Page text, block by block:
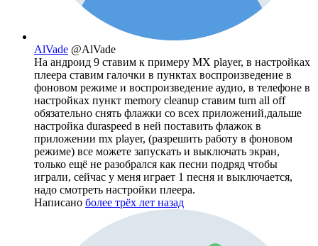
AlVade @AlVade
На андроид 9 ставим к примеру MX player, в настройках
плеера ставим галочки в пунктах воспроизведение в
фоновом режиме и воспроизведение аудио, в телефоне в
настройках пункт memory cleanup ставим turn all off
обязательно снять флажки со всех приложений,дальше
настройка duraspeed в ней поставить флажок в
приложении mx player, (разрешить работу в фоновом
режиме) все можете запускать и выключать экран,
только ещё не разобрался как песни подряд чтобы
играли, сейчас у меня играет 1 песня и выключается,
надо смотреть настройки плеера.
Написано более трёх лет назад